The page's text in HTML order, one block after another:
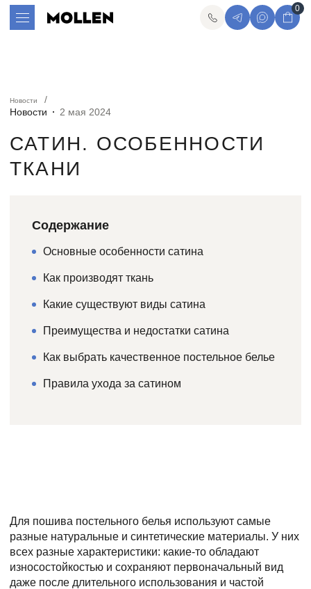
0
Новости
Новости 2 мая 2024
САТИН. ОСОБЕННОСТИ
ТКАНИ
Содержание
Основные особенности сатина
Как производят ткань
Какие существуют виды сатина
Преимущества и недостатки сатина
Как выбрать качественное постельное белье
Правила ухода за сатином
Для пошива постельного белья используют самые
разные натуральные и синтетические материалы. У них
всех разные характеристики: какие-то обладают
износостойкостью и сохраняют первоначальный вид
даже после длительного использования и частой